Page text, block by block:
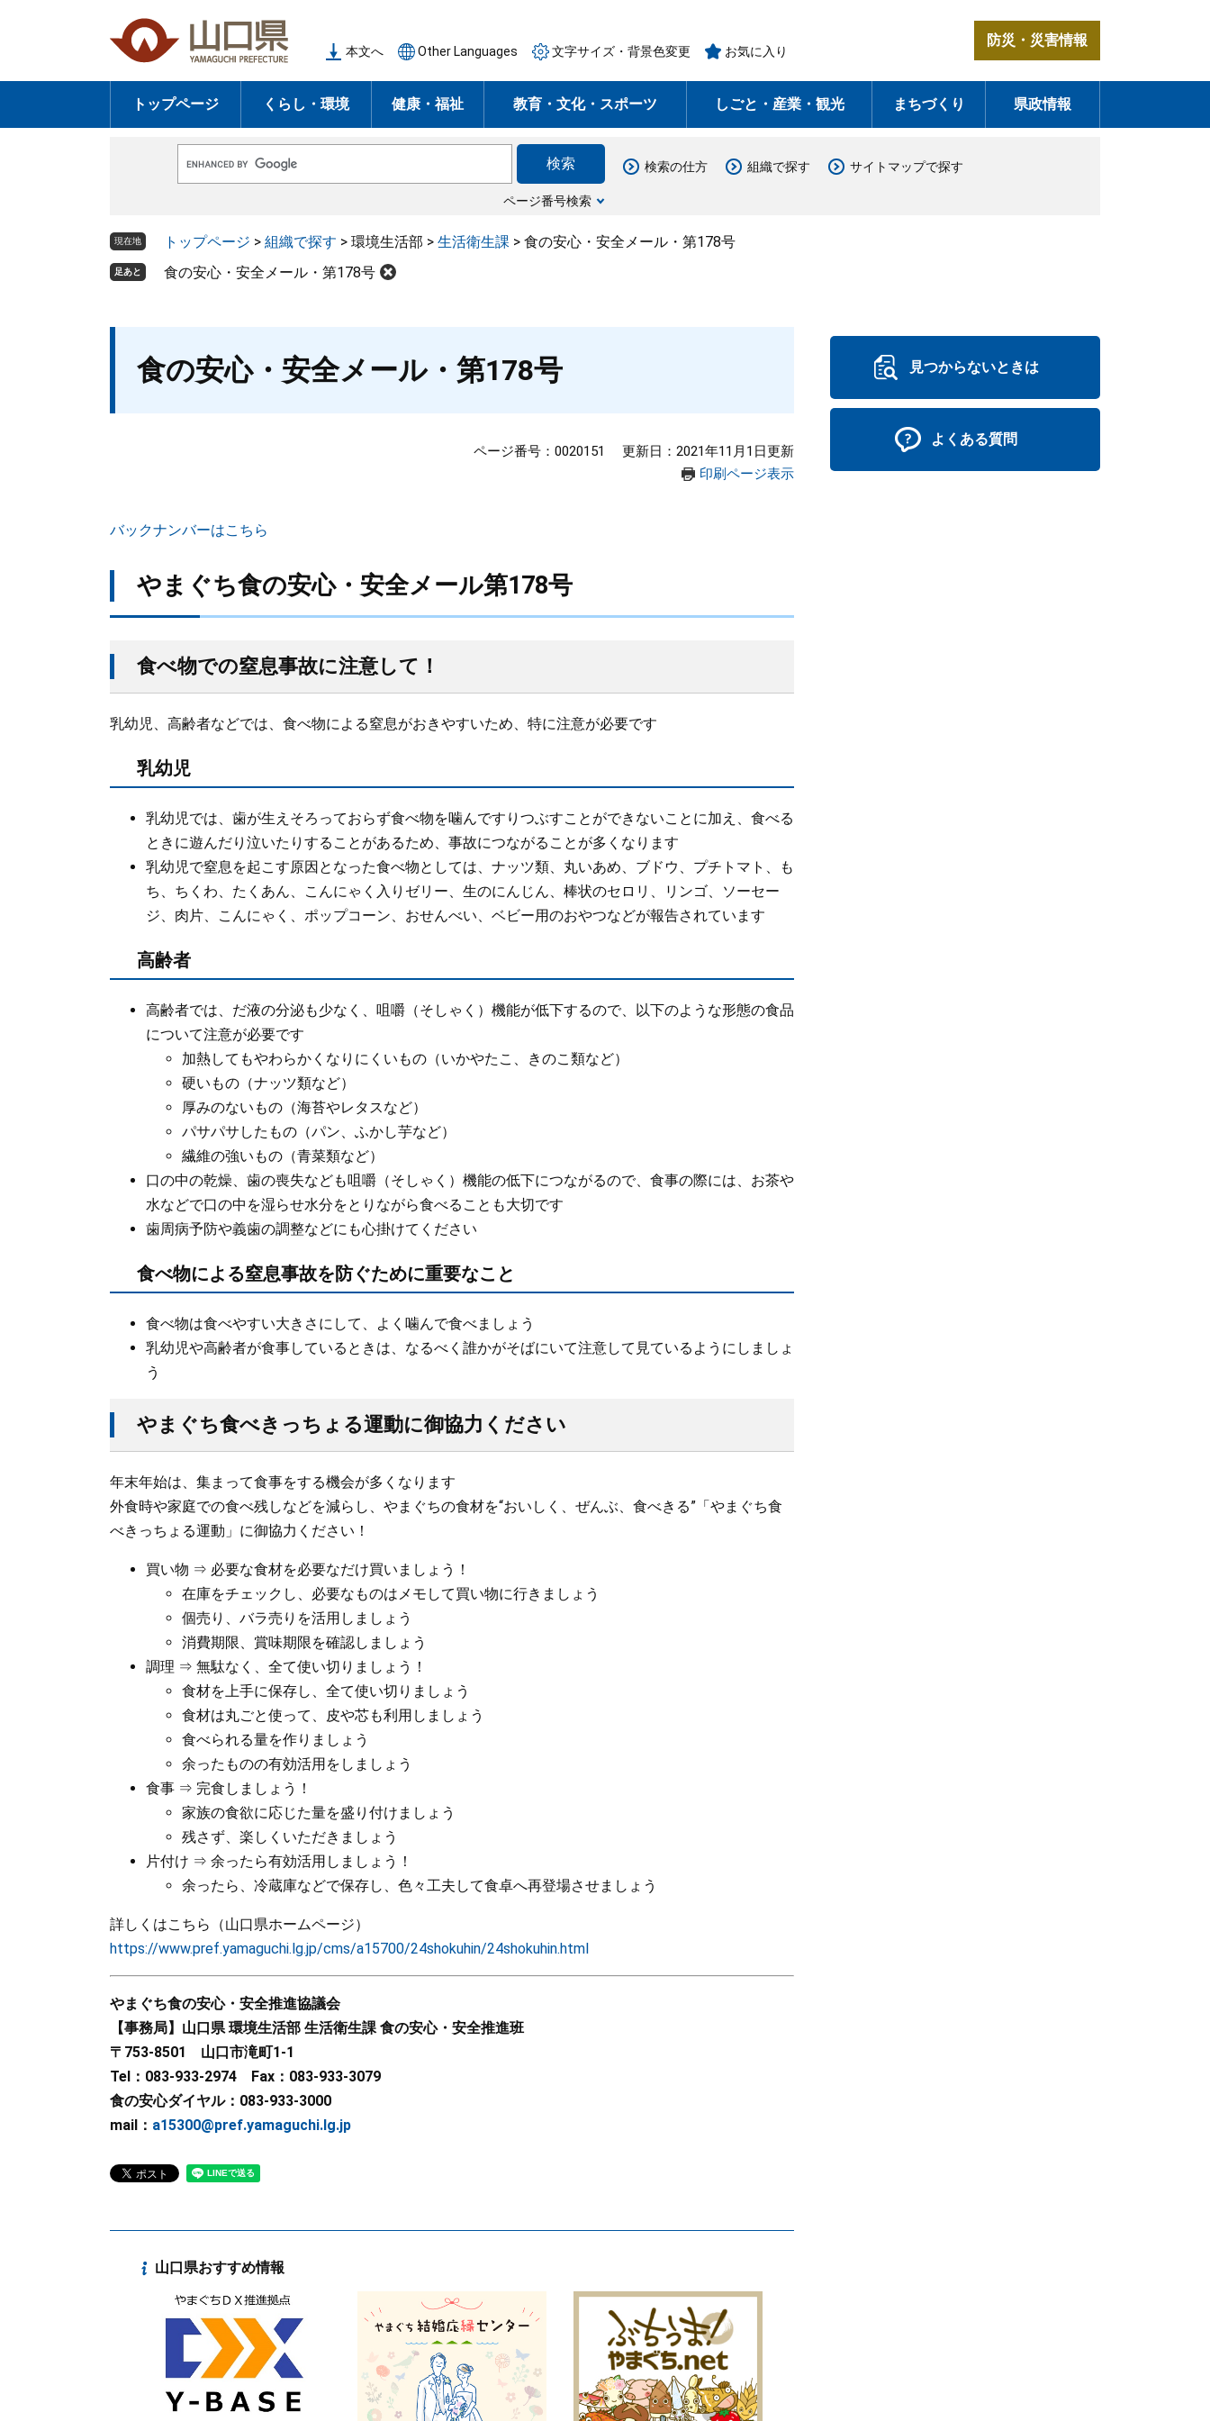
の
頭
ー
飛
本文へ Other Languages 文字サイズ・背景色変更 お気に入り
防災・災害情報
トップページ くらし・環境 健康・福祉 教育・文化・スポーツ しごと・産業・観光 まちづくり 県政情報
o
e
ス
ページ番号検索
検索の仕方 組織で探す サイトマップで探す
現在地 トップページ > 組織で探す > 環境生活部 > 生活衛生課 > 食の安心・安全メール・第178号
足あと 食の安心・安全メール・第178号
食の安心・安全メール・第178号
ページ番号：0020151
更新日：2021年11月1日更新
印刷ページ表示
バックナンバーはこちら
やまぐち食の安心・安全メール第178号
食べ物での窒息事故に注意して！
乳幼児、高齢者などでは、食べ物による窒息がおきやすいため、特に注意が必要です
乳幼児
乳幼児では、歯が生えそろっておらず食べ物を噛んですりつぶすことができないことに加え、食べる
ときに遊んだり泣いたりすることがあるため、事故につながることが多くなります
乳幼児で窒息を起こす原因となった食べ物としては、ナッツ類、丸いあめ、ブドウ、プチトマト、も
ち、ちくわ、たくあん、こんにゃく入りゼリー、生のにんじん、棒状のセロリ、リンゴ、ソーセー
ジ、肉片、こんにゃく、ポップコーン、おせんべい、ベビー用のおやつなどが報告されています
高齢者
高齢者では、だ液の分泌も少なく、咀嚼（そしゃく）機能が低下するので、以下のような形態の食品
について注意が必要です
加熱してもやわらかくなりにくいもの（いかやたこ、きのこ類など）
硬いもの（ナッツ類など）
厚みのないもの（海苔やレタスなど）
パサパサしたもの（パン、ふかし芋など）
繊維の強いもの（青菜類など）
口の中の乾燥、歯の喪失なども咀嚼（そしゃく）機能の低下につながるので、食事の際には、お茶や
水などで口の中を湿らせ水分をとりながら食べることも大切です
歯周病予防や義歯の調整などにも心掛けてください
食べ物による窒息事故を防ぐために重要なこと
食べ物は食べやすい大きさにして、よく噛んで食べましょう
乳幼児や高齢者が食事しているときは、なるべく誰かがそばにいて注意して見ているようにしましょ
う
やまぐち食べきっちょる運動に御協力ください
年末年始は、集まって食事をする機会が多くなります
外食時や家庭での食べ残しなどを減らし、やまぐちの食材を“おいしく、ぜんぶ、食べきる”「やまぐち食
べきっちょる運動」に御協力ください！
買い物 ⇒ 必要な食材を必要なだけ買いましょう！
在庫をチェックし、必要なものはメモして買い物に行きましょう
個売り、バラ売りを活用しましょう
消費期限、賞味期限を確認しましょう
調理 ⇒ 無駄なく、全て使い切りましょう！
食材を上手に保存し、全て使い切りましょう
食材は丸ごと使って、皮や芯も利用しましょう
食べられる量を作りましょう
余ったものの有効活用をしましょう
食事 ⇒ 完食しましょう！
家族の食欲に応じた量を盛り付けましょう
残さず、楽しくいただきましょう
片付け ⇒ 余ったら有効活用しましょう！
余ったら、冷蔵庫などで保存し、色々工夫して食卓へ再登場させましょう
詳しくはこちら（山口県ホームページ）
https://www.pref.yamaguchi.lg.jp/cms/a15700/24shokuhin/24shokuhin.html
やまぐち食の安心・安全推進協議会
【事務局】山口県 環境生活部 生活衛生課 食の安心・安全推進班
〒753-8501 山口市滝町1-1
Tel：083-933-2974 Fax：083-933-3079
食の安心ダイヤル：083-933-3000
mail： a15300@pref.yamaguchi.lg.jp
山口県おすすめ情報
見つからないときは
よくある質問